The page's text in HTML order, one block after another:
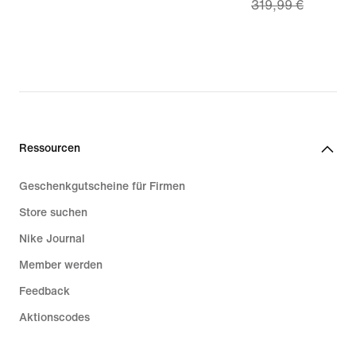
price
319,99 €
319,99 €
Ressourcen
Geschenkgutscheine für Firmen
Store suchen
Nike Journal
Member werden
Feedback
Aktionscodes